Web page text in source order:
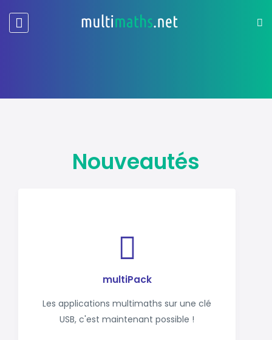
Nouveautés
multiPack
Les applications multimaths sur une clé
USB, c'est maintenant possible !